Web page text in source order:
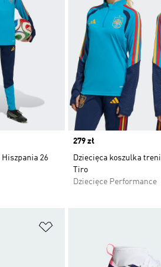
26
Price
279 zł
Dziecięca koszulka
Tiro
Dziecięce Performance